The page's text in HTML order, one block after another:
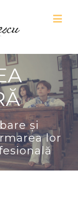
și
lor